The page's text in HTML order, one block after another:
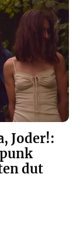
Joder!:
dut